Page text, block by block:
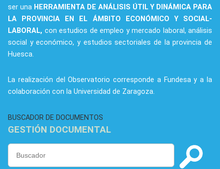
ser una HERRAMIENTA DE ANÁLISIS ÚTIL Y DINÁMICA PARA
LA PROVINCIA EN EL ÁMBITO ECONÓMICO Y SOCIAL-
LABORAL, con estudios de empleo y mercado laboral, análisis
social y económico, y estudios sectoriales de la provincia de
Huesca.
La realización del Observatorio corresponde a Fundesa y a la
colaboración con la Universidad de Zaragoza.
BUSCADOR DE DOCUMENTOS
GESTIÓN DOCUMENTAL